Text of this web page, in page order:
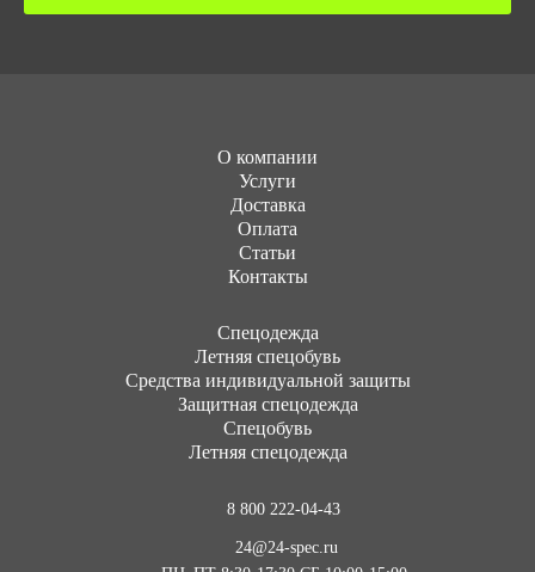
О компании
Услуги
Доставка
Оплата
Статьи
Контакты
Cпецодежда
Летняя спецобувь
Средства индивидуальной защиты
Защитная спецодежда
Спецобувь
Летняя спецодежда
8 800 222-04-43
24@24-spec.ru